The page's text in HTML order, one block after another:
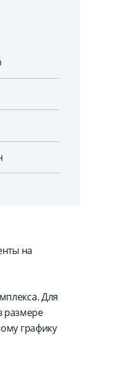
на
Для
размере
графику